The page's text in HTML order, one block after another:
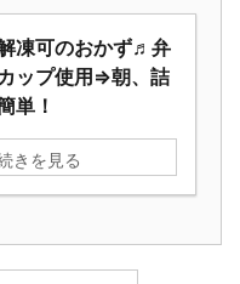
凍可のおかず♬弁
ップ使用⇒朝、詰
単！
きを見る